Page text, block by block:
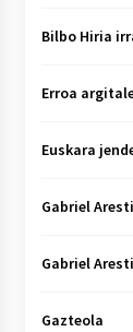
Bilbo Hiria
Erroa
Euskara
Gabriel
Gabriel
Gazteola